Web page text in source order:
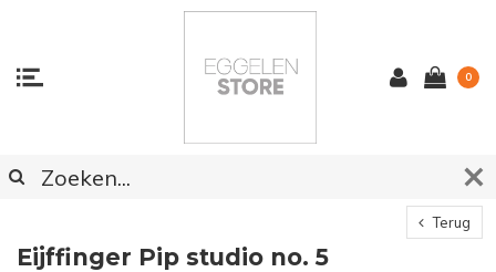
0
Terug
Eijffinger Pip studio no. 5